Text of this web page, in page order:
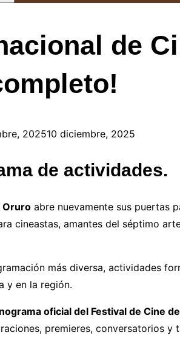
de
202510 diciembre, 2025
de actividades.
Oruro abre nuevamente sus puertas
cineastas, amantes del séptimo
más diversa, actividades
y en la región.
oficial del Festival de Cine
premieres, conversatorios